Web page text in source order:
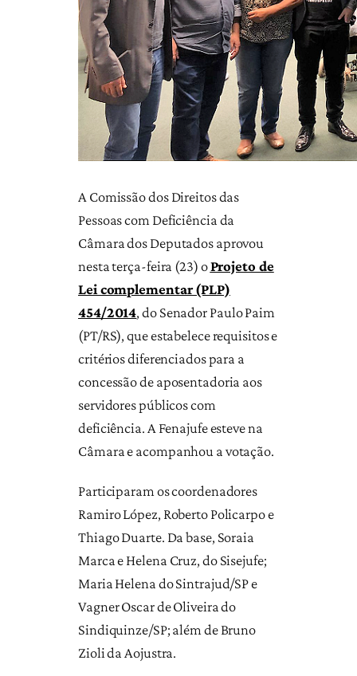
A Comissão dos Direitos das
Pessoas com Deficiência da
Câmara dos Deputados aprovou
nesta terça-feira (23) oProjeto de
Lei complementar (PLP)
454/2014, do Senador Paulo Paim
(PT/RS), que estabelece requisitos e
critérios diferenciados para a
concessão de aposentadoria aos
servidores públicos com
deficiência. A Fenajufe esteve na
Câmara e acompanhou a votação.
Participaram os coordenadores
Ramiro López, Roberto Policarpo e
Thiago Duarte. Da base, Soraia
Marca e Helena Cruz, do Sisejufe;
Maria Helena do Sintrajud/SP e
Vagner Oscar de Oliveira do
Sindiquinze/SP; além de Bruno
Zioli da Aojustra.